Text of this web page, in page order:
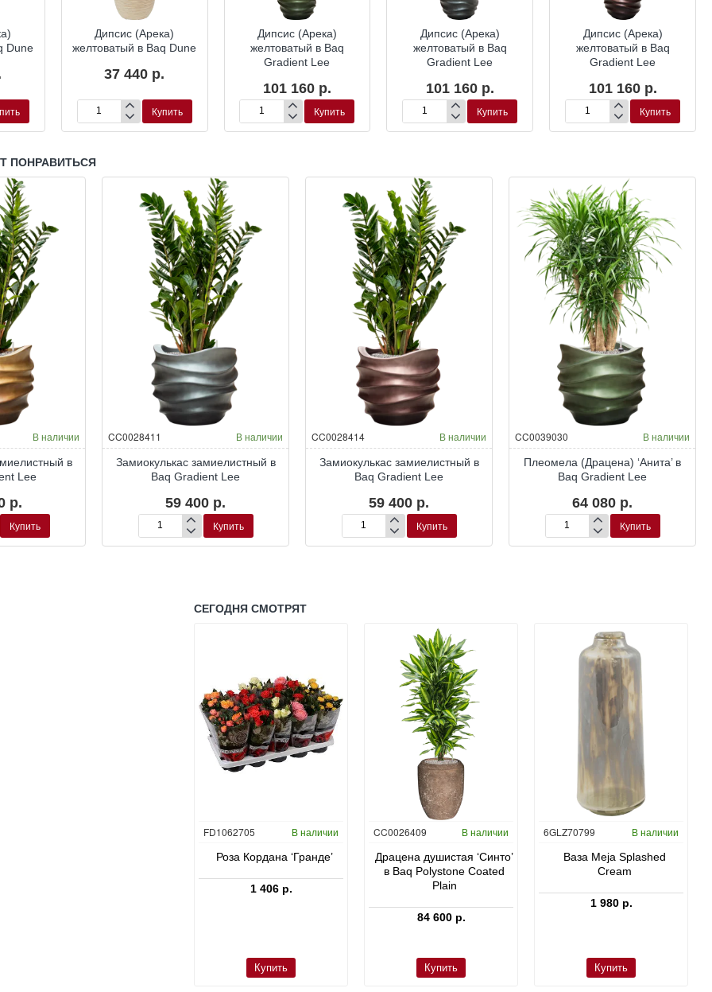
Dune
Дипсис (Арека)
желтоватый в Baq Dune
37 440 р.
Дипсис
(Арека)
в
Baq
Купить
Дипсис (Арека)
желтоватый в Baq
Gradient Lee
101 160 р.
Дипсис
(Арека)
Baq
Купить
Дипсис (Арека)
желтоватый в Baq
Gradient Lee
101 160 р.
Дипсис
(Арека)
Baq
Gradient
Lee
Купить
Дипсис (Арека)
желтоватый в Baq
Gradient Lee
101 160 р.
Дипсис
(Арека)
Baq
Gradient
Lee
Купить
ПОНРАВИТЬСЯ
В наличии
в
Lee
р.
Купить
CC0028411 В наличии
Замиокулькас замиелистный в
Baq Gradient Lee
59 400 р.
Замиокулькас
замиелистный
Купить
CC0028414 В наличии
Замиокулькас замиелистный в
Baq Gradient Lee
59 400 р.
Замиокулькас
замиелистный
Купить
CC0039030 В наличии
Плеомела (Драцена) ‘Анита’ в
Baq Gradient Lee
64 080 р.
Плеомела
(Драцена)
Купить
СЕГОДНЯ СМОТРЯТ
FD1062705 В наличии
Роза Кордана ‘Гранде’
1 406 р.
Купить
CC0026409 В наличии
Драцена душистая ‘Синто’
в Baq Polystone Coated
Plain
84 600 р.
Купить
6GLZ70799 В наличии
Ваза Meja Splashed
Cream
1 980 р.
Купить